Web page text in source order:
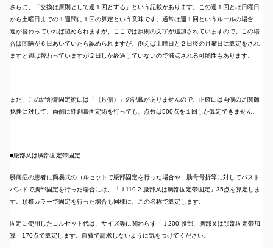
さらに、「交換は原則として週１回とする」という記載があります。この週１回とは日曜日
から土曜日までの１週間に１回の算定という意味です。通常は週１回というルールの場合、
週が替わっていれば認められますが、ここでは原則の文字が追加されていますので、この場
合は間隔が６日あいていたら認められますが、例えば土曜日と２日後の月曜日に算定をされ
ますと週は替わっていますが２日しか経過していないので減点される可能性もあります。
また、この絆創膏固定術には「（片側）」の記載がありませんので、正確には両側の足関節
捻挫に対して、両側に絆創膏固定術を行っても、点数は500点を１回しか算定できません。
■腰部又は胸部固定帯固定
腰痛症の患者に簡易式のコルセットで腰部固定を行った場合や、肋骨骨折等に対してバスト
バンドで胸部固定を行った場合には、「Ｊ119-2 腰部又は胸部固定帯固定」35点を算定しま
す。頚椎カラーで固定を行った場合も同様に、この名称で算定します。
固定に使用したコルセット代は、サイズ等に関わらず「Ｊ200 腰部、胸部又は頚部固定帯加
算」170点で算定します。自費で請求しないように気をつけてください。